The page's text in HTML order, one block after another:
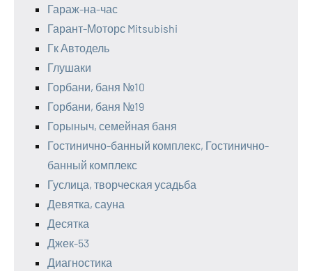
Гараж-на-час
Гарант-Моторс Mitsubishi
Гк Автодель
Глушаки
Горбани, баня №10
Горбани, баня №19
Горыныч, семейная баня
Гостинично-банный комплекс, Гостинично-
банный комплекс
Гуслица, творческая усадьба
Девятка, сауна
Десятка
Джек-53
Диагностика